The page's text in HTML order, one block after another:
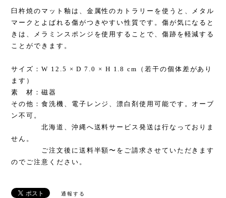
臼杵焼のマット釉は、金属性のカトラリーを使うと、メタル
マークとよばれる傷がつきやすい性質です。傷が気になると
きは、メラミンスポンジを使用することで、傷跡を軽減する
ことができます。
サイズ：W 12.5 × D 7.0 × H 1.8 cm（若干の個体差があり
ます）
素 材：磁器
その他：食洗機、電子レンジ、漂白剤使用可能です。オーブ
ン不可。
北海道、沖縄へ送料サービス発送は行なっておりま
せん。
ご注文後に送料半額〜をご請求させていただきます
のでご注意ください。
通報する